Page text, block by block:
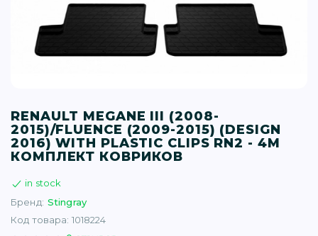
(1)
RENAULT MEGANE III (2008-
2015)/FLUENCE (2009-2015) (DESIGN
2016) WITH PLASTIC CLIPS RN2 - 4М
КОМПЛЕКТ КОВРИКОВ
in stock
Бренд: Stingray
Код товара: 1018224